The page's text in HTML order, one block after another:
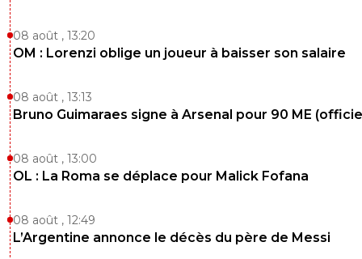
08 août , 13:20
OM : Lorenzi oblige un joueur à baisser son salaire
08 août , 13:13
Bruno Guimaraes signe à Arsenal pour 90 ME
08 août , 13:00
OL : La Roma se déplace pour Malick Fofana
08 août , 12:49
L’Argentine annonce le décès du père de Messi